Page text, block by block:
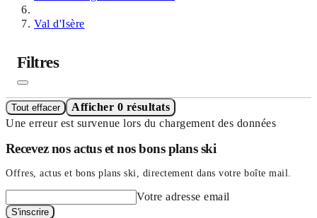
Val d'Isère
Filtres
Tout effacer
Afficher 0 résultats
Une erreur est survenue lors du chargement des données
Recevez nos actus et nos bons plans ski
Offres, actus et bons plans ski, directement dans votre boîte mail.
Votre adresse email
S'inscrire